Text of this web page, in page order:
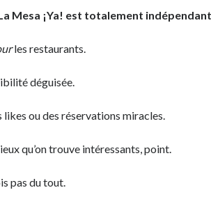
Mesa ¡Ya! est totalement
les restaurants.
déguisée.
likes ou des réservations miracles.
qu’on trouve intéressants, point.
pas du tout.